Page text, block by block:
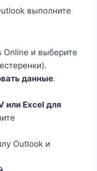
выполните
Online и выберите
данные.
или Excel для
Outlook и